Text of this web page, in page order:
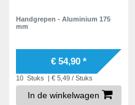
Handgrepen - Aluminium 175
mm
€ 54,90 *
10 Stuks | € 5,49 / Stuks
In de winkelwagen